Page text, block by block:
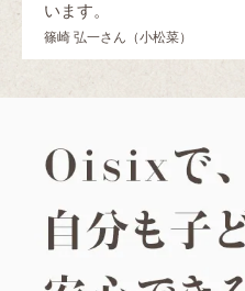
います。
篠崎 弘一さん（小松菜）